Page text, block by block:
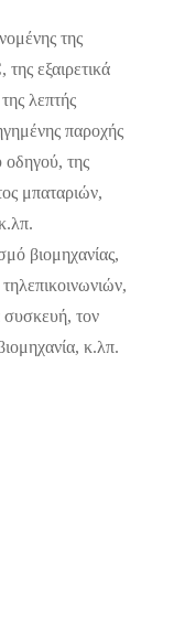
της
εξαιρετικά
λεπτής
παροχής
οδηγού, της
μπαταριών,
βιομηχανίας,
συσκευή, τον
κ.λπ.